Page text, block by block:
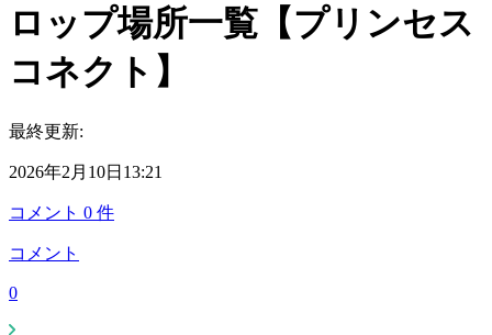
ロップ場所一覧【プリンセス
コネクト】
最終更新:
2026年2月10日13:21
コメント 0 件
コメント
0